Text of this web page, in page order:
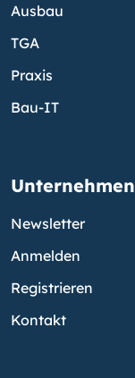
Ausbau
TGA
Praxis
Bau-IT
Unternehmen
Newsletter
Anmelden
Registrieren
Kontakt